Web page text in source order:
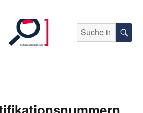
Suche
nach: